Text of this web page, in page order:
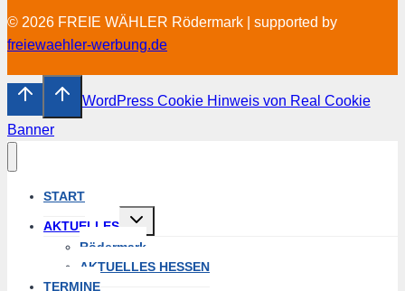
© 2026 FREIE WÄHLER Rödermark | supported by
freiewaehler-werbung.de
WordPress Cookie Hinweis von Real Cookie
Banner
START
AKTUELLES
Untermenü
Rödermark
AKTUELLES HESSEN
TERMINE